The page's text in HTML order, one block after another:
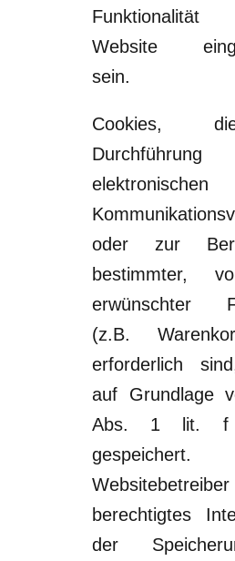
Website
sein.
Cookies,
elektronischen
oder zur
bestimmter,
erwünschter
(z.B.
erforderlich
auf Grundlage
Abs. 1 lit.
berechtigtes
der